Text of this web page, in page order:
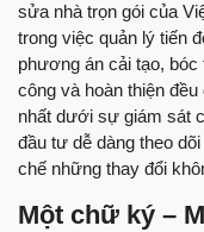
sửa nhà trọn gói của
trong việc quản lý tiến
phương án cải tạo,
công và hoàn thiện
nhất dưới sự giám sát
đầu tư dễ dàng theo
chế những thay đổi
Một chữ ký –